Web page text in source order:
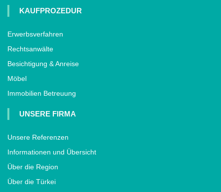
KAUFPROZEDUR
Erwerbsverfahren
Rechtsanwälte
Besichtigung & Anreise
Möbel
Immobilien Betreuung
UNSERE FIRMA
Unsere Referenzen
Informationen und Übersicht
Über die Region
Über die Türkei